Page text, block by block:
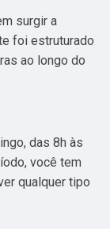
surgir a
foi estruturado
ao longo do
das 8h às
você tem
qualquer tipo